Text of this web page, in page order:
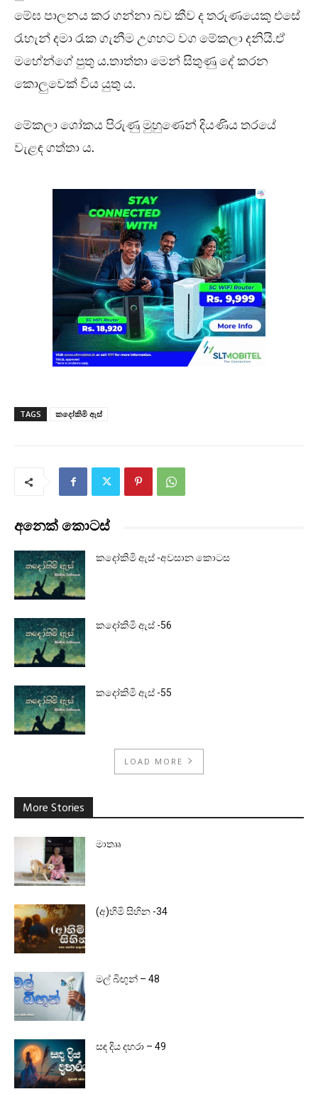
මේඝ පාලනය කර ගන්නා බව කීව ද තරුණයෙකු එසේ
රැහැන් දමා රැක ගැනීම උගහට වග මේකලා දනියි.ඒ
මහේන්ගේ පුතු ය.තාත්තා මෙන් සිතුණු දේ කරන
කොලුවෙක් විය යුතු ය.
මේකලා ශෝකය පිරුණු මුහුණෙන් දියණිය තරයේ
වැළඳ ගත්තා ය.
TAGS කදෝකිමි ඇස්
අනෙක් කොටස්
කදෝකිමි ඇස් -අවසාන කොටස
කදෝකිමි ඇස් -56
කදෝකිමි ඇස් -55
LOAD MORE
More Stories
මාතෲ
(අ)හිමි සිහින -34
මල් බිඟුන් – 48
සඳ දිය දහරා – 49